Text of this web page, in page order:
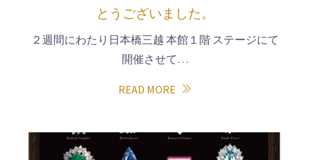
とうございました。
２週間にわたり日本橋三越 本館１階 ステージにて
開催させて…
READ MORE